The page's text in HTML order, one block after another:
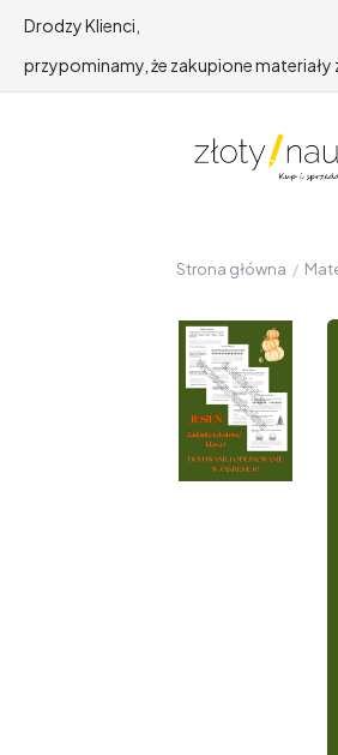
Drodzy Klienci,
przypominamy, że zakupione materiały
Strona główna /